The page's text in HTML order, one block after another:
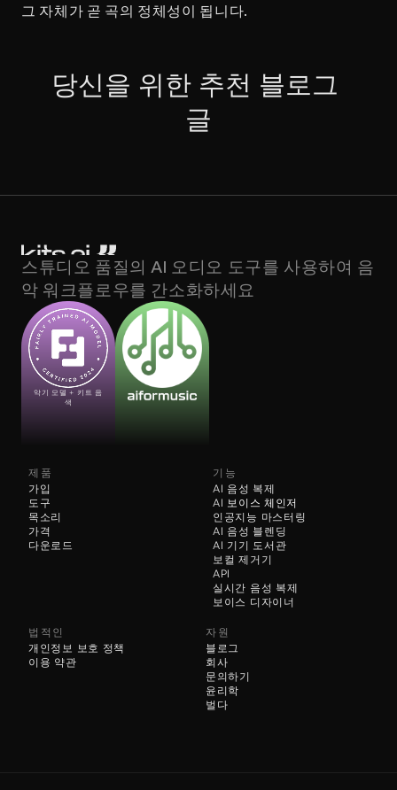
그 자체가 곧 곡의 정체성이 됩니다.
당신을 위한 추천 블로그
글
스튜디오 품질의 AI 오디오 도구를 사용하여 음
악 워크플로우를 간소화하세요
악기 모델 + 키트 음
색
제품
가입
도구
목소리
가격
다운로드
기능
AI 음성 복제
AI 음성 블렌딩
AI 보이스 체인저
인공지능 마스터링
AI 기기 도서관
보컬 제거기
API
실시간 음성 복제
보이스 디자이너
법적인
개인정보 보호 정책
이용 약관
자원
블로그
회사
문의하기
윤리학
벌다